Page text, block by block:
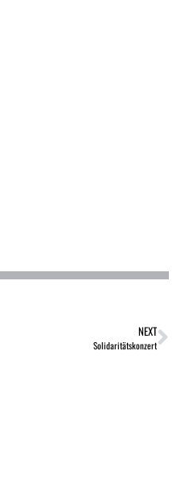
NEXT
Solidaritätskonzert